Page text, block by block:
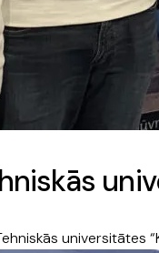
universitātes